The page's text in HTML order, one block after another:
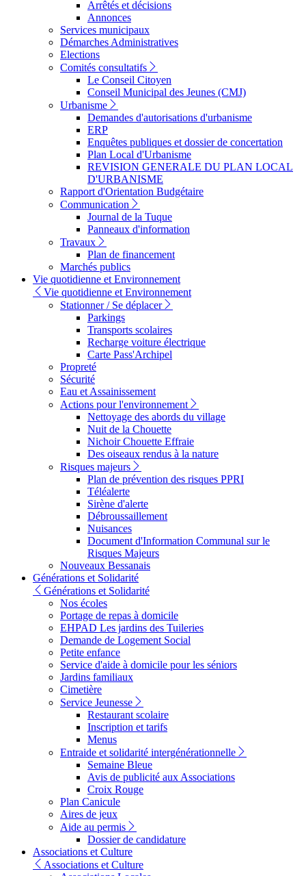
Arrêtés et décisions
Annonces
Services municipaux
Démarches Administratives
Elections
Comités consultatifs
Le Conseil Citoyen
Conseil Municipal des Jeunes (CMJ)
Urbanisme
Demandes d'autorisations d'urbanisme
ERP
Enquêtes publiques et dossier de concertation
Plan Local d'Urbanisme
REVISION GENERALE DU PLAN LOCAL
D'URBANISME
Rapport d'Orientation Budgétaire
Communication
Journal de la Tuque
Panneaux d'information
Travaux
Plan de financement
Marchés publics
Vie quotidienne et Environnement
Vie quotidienne et Environnement
Stationner / Se déplacer
Parkings
Transports scolaires
Recharge voiture électrique
Carte Pass'Archipel
Propreté
Sécurité
Eau et Assainissement
Actions pour l'environnement
Nettoyage des abords du village
Nuit de la Chouette
Nichoir Chouette Effraie
Des oiseaux rendus à la nature
Risques majeurs
Plan de prévention des risques PPRI
Téléalerte
Sirène d'alerte
Débroussaillement
Nuisances
Document d'Information Communal sur le
Risques Majeurs
Nouveaux Bessanais
Générations et Solidarité
Générations et Solidarité
Nos écoles
Portage de repas à domicile
EHPAD Les jardins des Tuileries
Demande de Logement Social
Petite enfance
Service d'aide à domicile pour les séniors
Jardins familiaux
Cimetière
Service Jeunesse
Restaurant scolaire
Inscription et tarifs
Menus
Entraide et solidarité intergénérationnelle
Semaine Bleue
Avis de publicité aux Associations
Croix Rouge
Plan Canicule
Aires de jeux
Aide au permis
Dossier de candidature
Associations et Culture
Associations et Culture